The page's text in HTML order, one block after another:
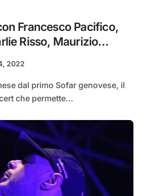
Francesco Pacifico,
Risso, Maurizio
2022
che permette...